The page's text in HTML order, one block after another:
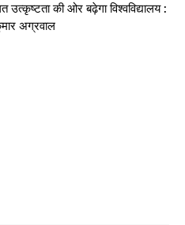
की ओर बढ़ेगा विश्वविद्यालय :
अग्रवाल